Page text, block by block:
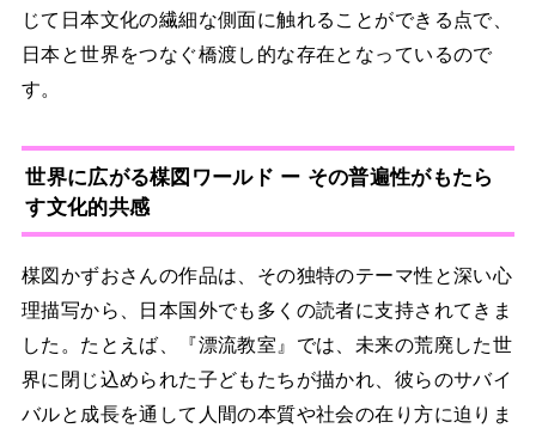
じて日本文化の繊細な側面に触れることができる点で、
日本と世界をつなぐ橋渡し的な存在となっているので
す。
世界に広がる楳図ワールド ー その普遍性がもたら
す文化的共感
楳図かずおさんの作品は、その独特のテーマ性と深い心
理描写から、日本国外でも多くの読者に支持されてきま
した。たとえば、『漂流教室』では、未来の荒廃した世
界に閉じ込められた子どもたちが描かれ、彼らのサバイ
バルと成長を通して人間の本質や社会の在り方に迫りま